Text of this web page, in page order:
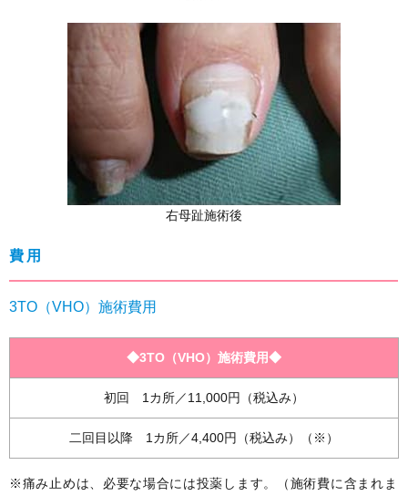
右母趾施術後
費用
3TO（VHO）施術費用
◆3TO（VHO）施術費用◆
初回 1カ所／11,000円（税込み）
二回目以降 1カ所／4,400円（税込み）（※）
※痛み止めは、必要な場合には投薬します。（施術費に含まれま